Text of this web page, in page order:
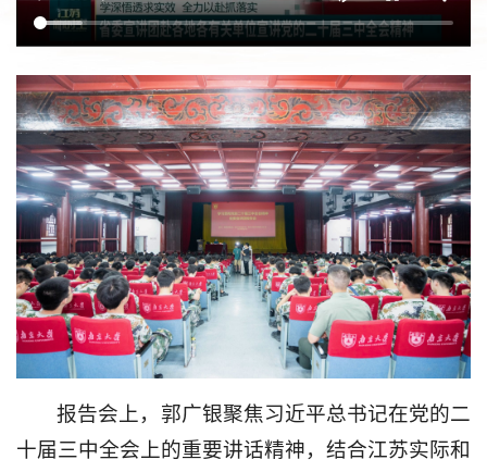
报告会上，郭广银聚焦习近平总书记在党的二
十届三中全会上的重要讲话精神，结合江苏实际和